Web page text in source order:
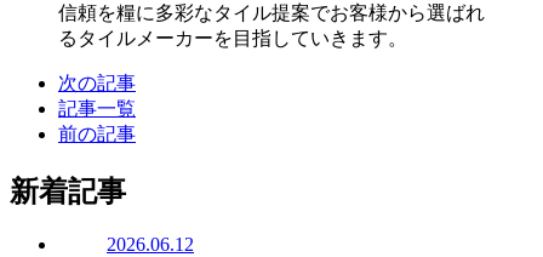
信頼を糧に多彩なタイル提案でお客様から選ばれ
るタイルメーカーを目指していきます。
次の記事
記事一覧
前の記事
新着記事
2026.06.12